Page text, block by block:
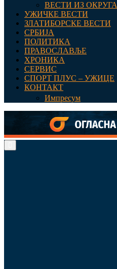
ВЕСТИ ИЗ ОКРУГА
УЖИЧКЕ ВЕСТИ
ЗЛАТИБОРСКЕ ВЕСТИ
СРБИЈА
ПОЛИТИКА
ПРАВОСЛАВЉЕ
ХРОНИКА
СЕРВИС
СПОРТ ПЛУС – УЖИЦЕ
КОНТАКТ
Импресум
Menu